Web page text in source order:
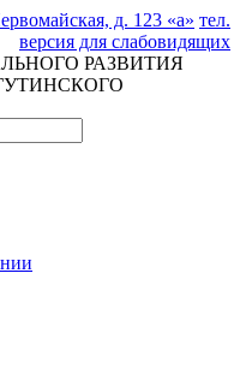
д. 123 «а» тел.
версия для слабовидящих
РАЗВИТИЯ